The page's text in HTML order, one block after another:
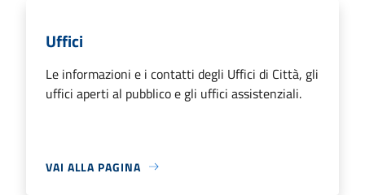
Uffici
Le informazioni e i contatti degli Uffici di Città, gli
uffici aperti al pubblico e gli uffici assistenziali.
VAI ALLA PAGINA